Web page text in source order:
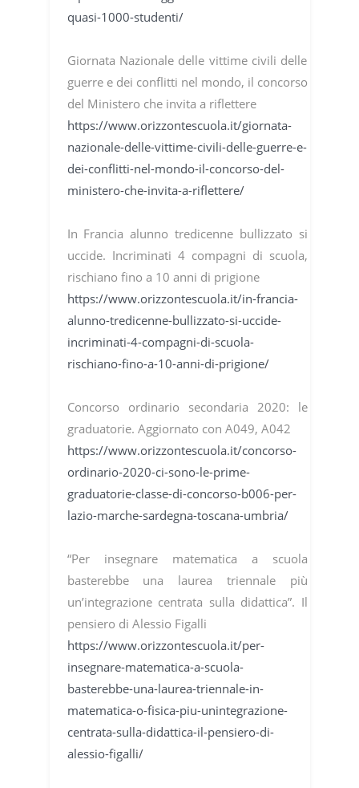
quasi-1000-studenti/
Giornata Nazionale delle vittime civili delle
guerre e dei conflitti nel mondo, il concorso
del Ministero che invita a riflettere
https://www.orizzontescuola.it/giornata-
nazionale-delle-vittime-civili-delle-guerre-e-
dei-conflitti-nel-mondo-il-concorso-del-
ministero-che-invita-a-riflettere/
In Francia alunno tredicenne bullizzato si
uccide. Incriminati 4 compagni di scuola,
rischiano fino a 10 anni di prigione
https://www.orizzontescuola.it/in-francia-
alunno-tredicenne-bullizzato-si-uccide-
incriminati-4-compagni-di-scuola-
rischiano-fino-a-10-anni-di-prigione/
Concorso ordinario secondaria 2020: le
graduatorie. Aggiornato con A049, A042
https://www.orizzontescuola.it/concorso-
ordinario-2020-ci-sono-le-prime-
graduatorie-classe-di-concorso-b006-per-
lazio-marche-sardegna-toscana-umbria/
“Per insegnare matematica a scuola
basterebbe una laurea triennale più
un’integrazione centrata sulla didattica”. Il
pensiero di Alessio Figalli
https://www.orizzontescuola.it/per-
insegnare-matematica-a-scuola-
basterebbe-una-laurea-triennale-in-
matematica-o-fisica-piu-unintegrazione-
centrata-sulla-didattica-il-pensiero-di-
alessio-figalli/